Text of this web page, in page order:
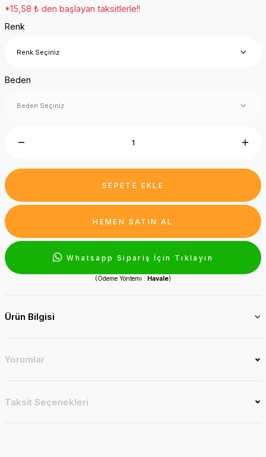
*15,58 ₺ den başlayan taksitlerle!!
Renk
Beden
SEPETE EKLE
HEMEN SATIN AL
Whatsapp Sipariş İçin Tıklayın
(Ödeme Yöntemi : Havale)
Ürün Bilgisi
Yorumlar
Taksit Seçenekleri